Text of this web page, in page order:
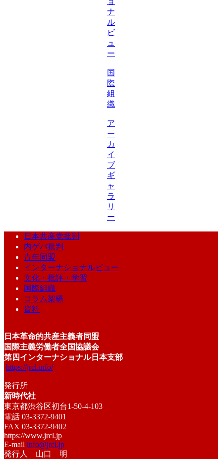
ナ
ル
ビ
ュ
ー
国
際
組
織
ア
ー
カ
イ
ブ
ギ
ャ
ラ
リ
ー
日本共産党批判
内ゲバ批判
青年同盟
インターナショナルビュー
文化・批評・学習
国際組織
コラム架橋
資料
日本革命的共産主義者同盟
国際主義労働者全国協議会
第四インターナショナル日本支部
https://jrcl.info/
発行所
新時代社
東京都渋谷区初台1-50-4-103
電話 03-3372-9401
FAX 03-3372-9402
https://www.jrcl.jp
E-mail info@jrcl.jp
発行人 山口 明